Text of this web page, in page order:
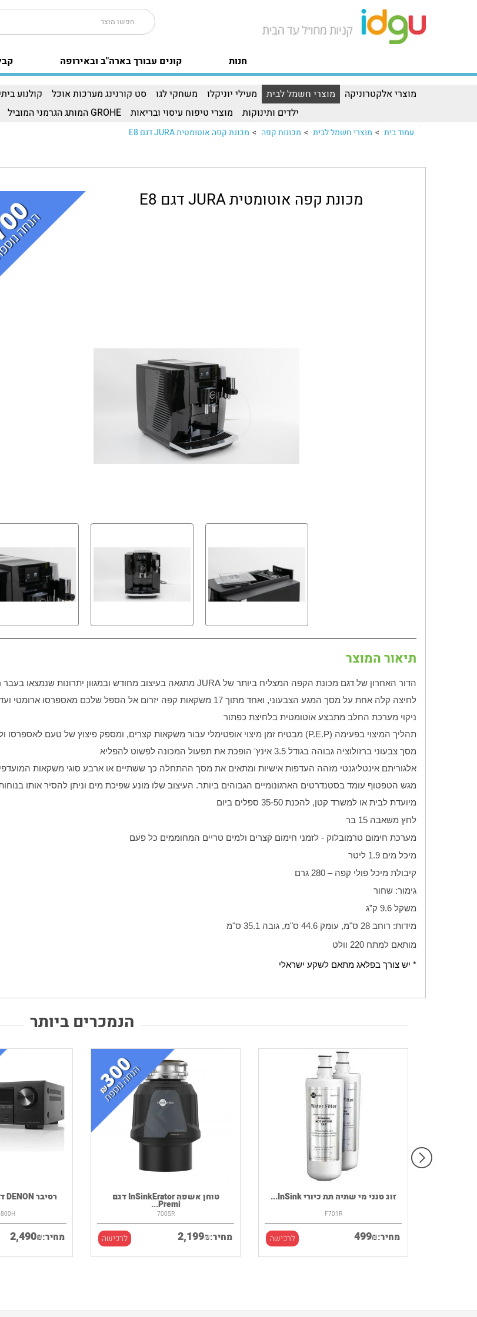
קונים עבורך בארה"ב ובאירופה חנות
מוצרי אלקטרוניקה מוצרי חשמל לבית מעילי יוניקלו משחקי לגו סט קורנינג מערכות אוכל קולנוע
ילדים ותינוקות
מוצרי טיפוח עיסוי ובריאות GROHE המותג הגרמני המוביל
עמוד בית > מוצרי חשמל לבית > מכונות קפה > מכונת קפה אוטומטית JURA דגם E8
מכונת קפה אוטומטית JURA דגם E8
תיאור המוצר
הדור האחרון של דגם מכונת הקפה המצליח ביותר של JURA מתגאה בעיצוב מחודש ובמגוון יתרונות שנמצאו
לחיצה קלה אחת על מסך המגע הצבעוני, ואחד מתוך 17 משקאות קפה יזרום אל הספל שלכם מאספרסו ארומטי ועד קורטאדו אופנתי
ניקוי מערכת החלב מתבצע אוטומטית בלחיצת כפתור
תהליך המיצוי בפעימה (P.E.P) מבטיח זמן מיצוי אופטימלי עבור משקאות קצרים, ומספק פיצוץ של טעם לאספרסו
מסך צבעוני ברזולוציה גבוהה בגודל 3.5 אינץ' הופכת את תפעול המכונה לפשוט להפליא
אלגוריתם אינטליגנטי מזהה העדפות אישיות ומתאים את מסך ההתחלה כך ששתיים או ארבע סוגי משקאות
מגש הטפטוף עומד בסטנדרטים הארגונומיים הגבוהים ביותר. העיצוב שלו מונע שפיכת מים וניתן להסיר אותו
מיועדת לבית או למשרד קטן, להכנת 35-50 ספלים ביום
לחץ משאבה 15 בר
מערכת חימום טרמובלוק - לזמני חימום קצרים ולמים טריים המחוממים כל פעם
מיכל מים 1.9 ליטר
קיבולת מיכל פולי קפה – 280 גרם
גימור: שחור
משקל 9.6 ק”ג
מידות: רוחב 28 ס"מ, עומק 44.6 ס"מ, גובה 35.1 ס"מ
מותאם למתח 220 וולט
* יש צורך בפלאג מתאם לשקע ישראלי
הנמכרים ביותר
רסיבר DENON דגם AVR-X1800H
מחיר: 2,490₪
טוחן אשפה InSinkErator דגם
Premi...
700SR
מחיר: 2,199₪ לרכישה
זוג סנני מי שתיה תת כיורי InSink...
F701R
מחיר: 499₪ לרכישה